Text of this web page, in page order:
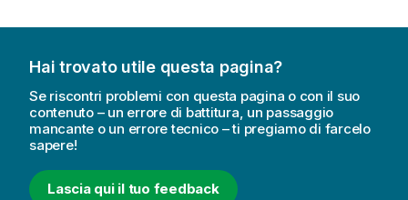
Hai trovato utile questa pagina?
Se riscontri problemi con questa pagina o con il suo
contenuto – un errore di battitura, un passaggio
mancante o un errore tecnico – ti pregiamo di farcelo
sapere!
Lascia qui il tuo feedback